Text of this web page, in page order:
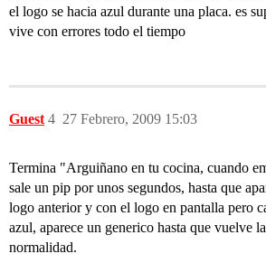
el logo se hacia azul durante una placa. es
vive con errores todo el tiempo
Guest 27 Febrero, 2009 15:03
4
Termina "Arguiñano en tu cocina, cuando
sale un pip por unos segundos, hasta que
logo anterior y con el logo en pantalla pero
azul, aparece un generico hasta que vuelve
normalidad.